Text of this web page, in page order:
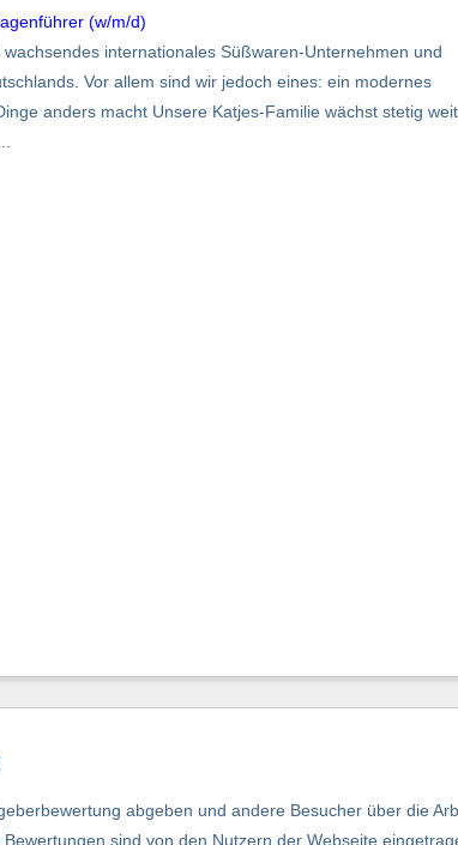
(w/m/d)
inter­nationales Süßwaren-Unternehmen und
Vor allem sind wir jedoch eines: ein modernes
anders macht Unsere Katjes-Familie wächst stetig
abgeben und andere Besucher über die
sind von den Nutzern der Webseite